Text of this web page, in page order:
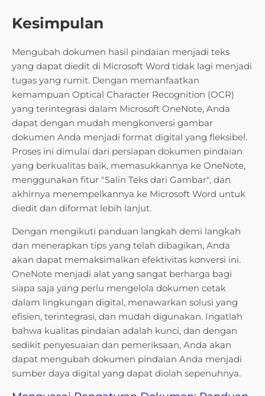
Kesimpulan
Mengubah dokumen hasil pindaian menjadi teks
yang dapat diedit di Microsoft Word tidak lagi menjadi
tugas yang rumit. Dengan memanfaatkan
kemampuan Optical Character Recognition (OCR)
yang terintegrasi dalam Microsoft OneNote, Anda
dapat dengan mudah mengkonversi gambar
dokumen Anda menjadi format digital yang fleksibel.
Proses ini dimulai dari persiapan dokumen pindaian
yang berkualitas baik, memasukkannya ke OneNote,
menggunakan fitur "Salin Teks dari Gambar", dan
akhirnya menempelkannya ke Microsoft Word untuk
diedit dan diformat lebih lanjut.
Dengan mengikuti panduan langkah demi langkah
dan menerapkan tips yang telah dibagikan, Anda
akan dapat memaksimalkan efektivitas konversi ini.
OneNote menjadi alat yang sangat berharga bagi
siapa saja yang perlu mengelola dokumen cetak
dalam lingkungan digital, menawarkan solusi yang
efisien, terintegrasi, dan mudah digunakan. Ingatlah
bahwa kualitas pindaian adalah kunci, dan dengan
sedikit penyesuaian dan pemeriksaan, Anda akan
dapat mengubah dokumen pindaian Anda menjadi
sumber daya digital yang dapat diolah sepenuhnya.